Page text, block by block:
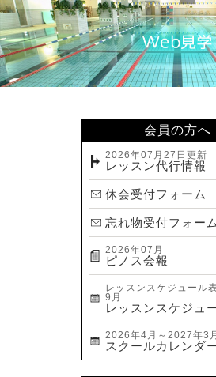
会員の方へ
2026年07月27日更新
レッスン代行情報
休会受付フォーム
忘れ物受付フォーム
2026年07月
ピノス会報
レッスンスケジュール
9月
レッスンスケジュ
2026年4月～2027年3月
スクールカレンダ